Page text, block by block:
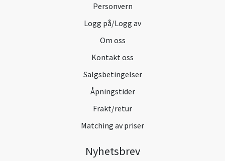
Personvern
Logg på/Logg av
Om oss
Kontakt oss
Salgsbetingelser
Åpningstider
Frakt/retur
Matching av priser
Nyhetsbrev